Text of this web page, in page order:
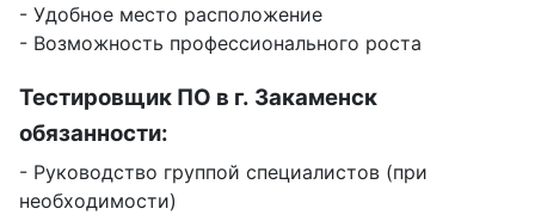
- Удобное место расположение
- Возможность профессионального роста
Тестировщик ПО в г. Закаменск
обязанности:
- Руководство группой специалистов (при
необходимости)